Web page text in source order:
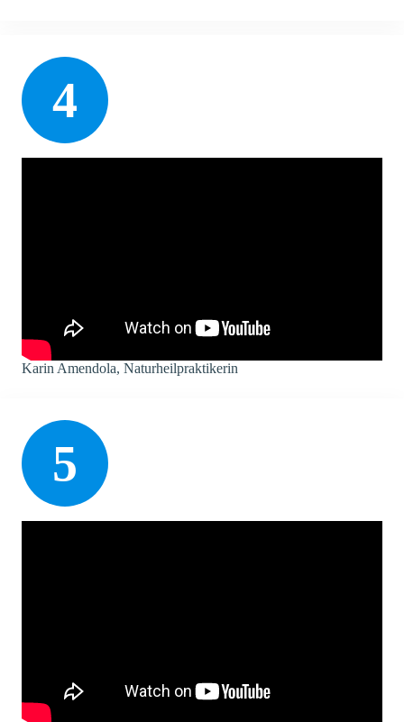
4
Karin Amendola, Naturheilpraktikerin
5